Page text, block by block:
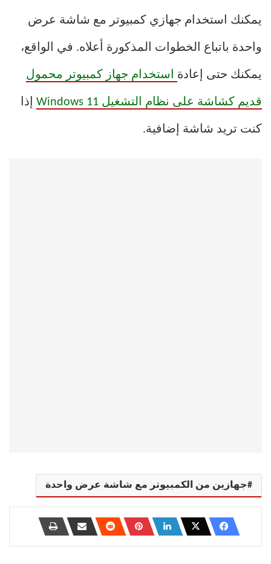
يمكنك استخدام جهازي كمبيوتر مع شاشة عرض
واحدة باتباع الخطوات المذكورة أعلاه. في الواقع،
يمكنك حتى إعادة استخدام جهاز كمبيوتر محمول
قديم كشاشة على نظام التشغيل Windows 11 إذا
كنت تريد شاشة إضافية.
جهازين من الكمبيوتر مع شاشة عرض واحدة